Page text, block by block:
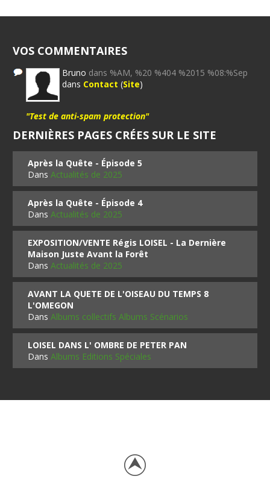
VOS COMMENTAIRES
Bruno dans %AM, %20 %404 %2015 %08:%Sep
dans Contact (Site)
"Test de anti-spam protection"
DERNIÈRES PAGES CRÉES SUR LE SITE
Après la Quête - Épisode 5
DansActualités de 2025
Après la Quête - Épisode 4
DansActualités de 2025
EXPOSITION/VENTE Régis LOISEL - La Dernière
Maison Juste Avant la Forêt
DansActualités de 2025
AVANT LA QUETE DE L'OISEAU DU TEMPS 8
L'OMEGON
DansAlbums collectifs Albums Scénarios
LOISEL DANS L' OMBRE DE PETER PAN
DansAlbums Editions Spéciales